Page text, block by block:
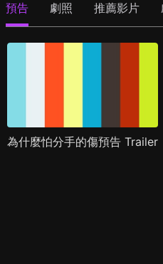
預告 劇照 推薦影片
為什麼怕分手的傷預告 Trailer